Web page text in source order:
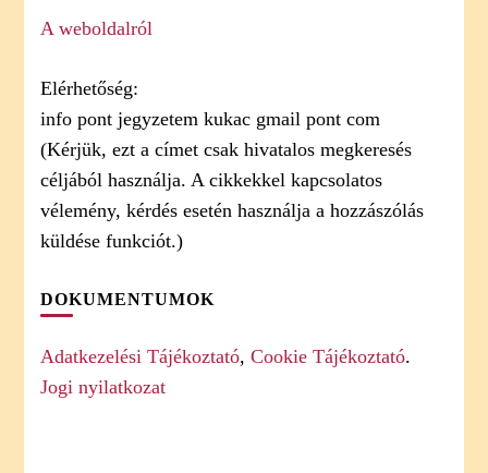
A weboldalról
Elérhetőség:
info pont jegyzetem kukac gmail pont com
(Kérjük, ezt a címet csak hivatalos megkeresés
céljából használja. A cikkekkel kapcsolatos
vélemény, kérdés esetén használja a hozzászólás
küldése funkciót.)
DOKUMENTUMOK
Adatkezelési Tájékoztató,Cookie Tájékoztató.
Jogi nyilatkozat